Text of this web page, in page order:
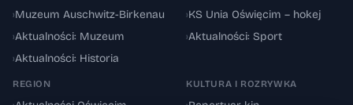
›Muzeum Auschwitz-Birkenau
›Aktualności: Muzeum
›Aktualności: Historia
›KS Unia Oświęcim – hokej
›Aktualności: Sport
REGION KULTURA I ROZRYWKA